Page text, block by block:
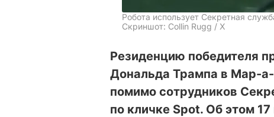
Робота использует Секретная
Скриншот: Collin Rugg / X
Резиденцию победителя
Дональда Трампа в Мар-
помимо сотрудников
по кличке Spot. Об этом